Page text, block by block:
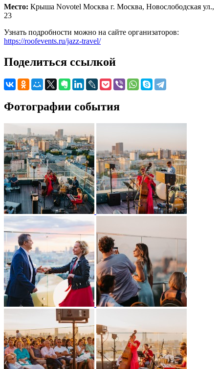
Место: Крыша Novotel Москва г. Москва, Новослободская ул.,
23
Узнать подробности можно на сайте организаторов:
https://roofevents.ru/jazz-travel/
Поделиться ссылкой
Фотографии события